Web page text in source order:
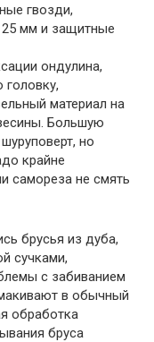
гвозди,
25 мм и защитные
ондулина,
материал на
Большую
но
крайне
самореза не смять
брусья из дуба,
сучками,
с забиванием
в обычный
обработка
бруса